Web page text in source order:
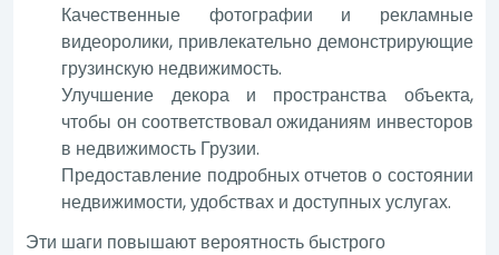
Качественные фотографии и рекламные
видеоролики, привлекательно демонстрирующие
грузинскую недвижимость.
Улучшение декора и пространства объекта,
чтобы он соответствовал ожиданиям инвесторов
в недвижимость Грузии.
Предоставление подробных отчетов о состоянии
недвижимости, удобствах и доступных услугах.
Эти шаги повышают вероятность быстрого